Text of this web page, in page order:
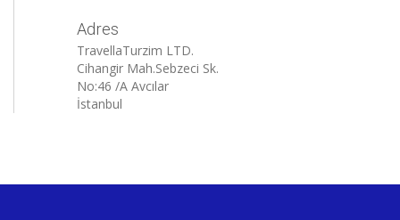
Adres
TravellaTurzim LTD.
Cihangir Mah.Sebzeci Sk.
No:46 /A Avcılar
İstanbul